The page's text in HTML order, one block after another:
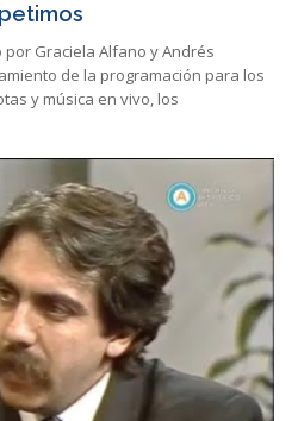
Graciela Alfano y Andrés
de la programación para los
y música en vivo, los